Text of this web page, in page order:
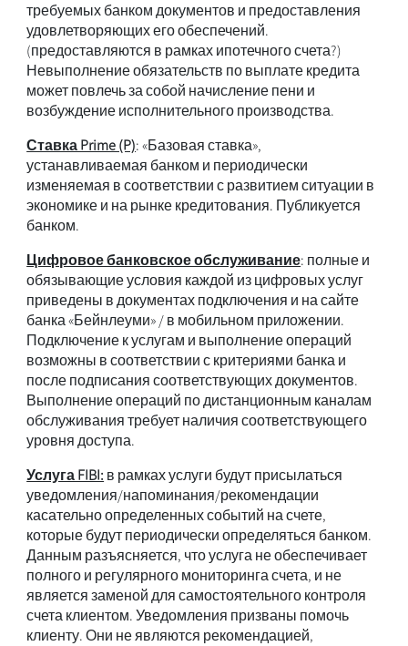
требуемых банком документов и предоставления
удовлетворяющих его обеспечений.
(предоставляются в рамках ипотечного счета?)
Невыполнение обязательств по выплате кредита
может повлечь за собой начисление пени и
возбуждение исполнительного производства.
Ставка Prime (P): «Базовая ставка»,
устанавливаемая банком и периодически
изменяемая в соответствии с развитием ситуации в
экономике и на рынке кредитования. Публикуется
банком.
Цифровое банковское обслуживание: полные и
обязывающие условия каждой из цифровых услуг
приведены в документах подключения и на сайте
банка «Бейнлеуми» / в мобильном приложении.
Подключение к услугам и выполнение операций
возможны в соответствии с критериями банка и
после подписания соответствующих документов.
Выполнение операций по дистанционным каналам
обслуживания требует наличия соответствующего
уровня доступа.
Услуга FIBI: в рамках услуги будут присылаться
уведомления/напоминания/рекомендации
касательно определенных событий на счете,
которые будут периодически определяться банком.
Данным разъясняется, что услуга не обеспечивает
полного и регулярного мониторинга счета, и не
является заменой для самостоятельного контроля
счета клиентом. Уведомления призваны помочь
клиенту. Они не являются рекомендацией,